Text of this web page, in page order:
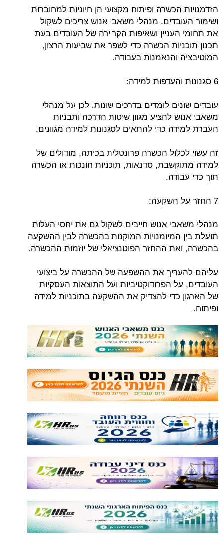
הזדמנויות הכשרה ופיתוח מקצועי הן חיוניות למחוברות
ושימור העובדים. מנהלי משאבי אנוש צריכים לשקול
את תחומי העניין ושאיפות הקריירה של העובדים בעת
תכנון תוכניות הכשרה כדי לשפר את שביעות הרצון,
המוטיבציה והנאמנות בעבודה.
6 סגנונות והעדפות למידה:
עובדים שונים לומדים בדרכים שונות. לכן על מנהלי
משאבי אנוש להציע מגוון שיטות הדרכה ותבניות
העברת למידה כדי להתאים לסגנונות למידה מגוונים.
זה עשוי לכלול הכשרה פרונטלית בכיתה, מודולים של
למידה מתוקשבת, סדנאות, תוכניות חונכות או הכשרה
תוך כדי עבודה.
7 החזר על השקעה:
מנהלי משאבי אנוש חייבים לשקול גם את יחסי העלות
תועלת בין המיומנויות המוקנות בהכשרה לבין ההשקעה
בהכשרה, ואת ההחזר הפוטנציאלי של יוזמות ההכשרה.
עליהם להעריך את ההשפעה של ההכשרה על ביצועי
העובדים, על הפרודוקטיביות ועל התוצאות העסקיות
של הארגון כדי להצדיק את ההשקעה בתוכניות למידה
ופיתוח.